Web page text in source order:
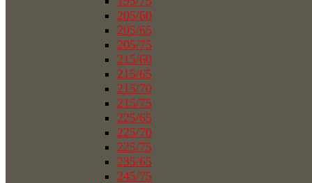
205/60
205/65
205/75
215/60
215/65
215/70
215/75
225/65
225/70
225/75
235/65
245/75